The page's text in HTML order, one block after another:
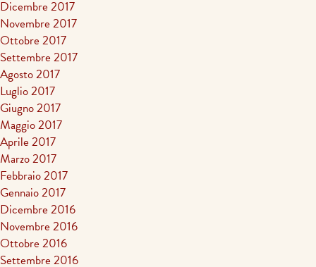
Dicembre 2017
Novembre 2017
Ottobre 2017
Settembre 2017
Agosto 2017
Luglio 2017
Giugno 2017
Maggio 2017
Aprile 2017
Marzo 2017
Febbraio 2017
Gennaio 2017
Dicembre 2016
Novembre 2016
Ottobre 2016
Settembre 2016